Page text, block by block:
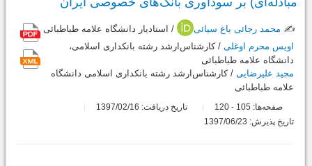
✍️ محمد رجائی باغ سیائی
/ استاديار دانشگاه علامه طباطبائی
اویس محرم اوغلی / کارشناس‌ارشد رشته بانکداری اسلامی،
دانشگاه علامه طباطبائی
مجید علیرضایی / کارشناس‌ارشد رشته بانکداری اسلامی دانشگاه
علامه طباطبائی
صفحه‌ها: 105
-
تاریخ دریافت: 1397/02/16
تاریخ پذیرش: 1397/06/23